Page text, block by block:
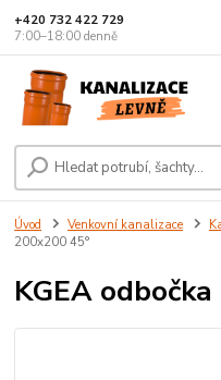
+420 732 422 729
7:00–18:00 denně
Úvod Venkovní kanalizace
200x200 45°
KGEA